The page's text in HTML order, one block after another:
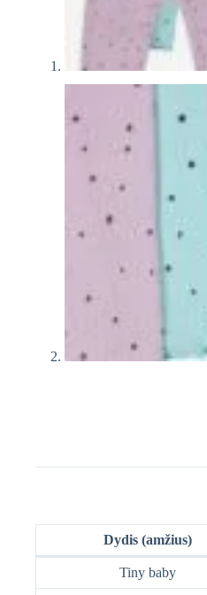
Dydis (amžius)
Tiny baby